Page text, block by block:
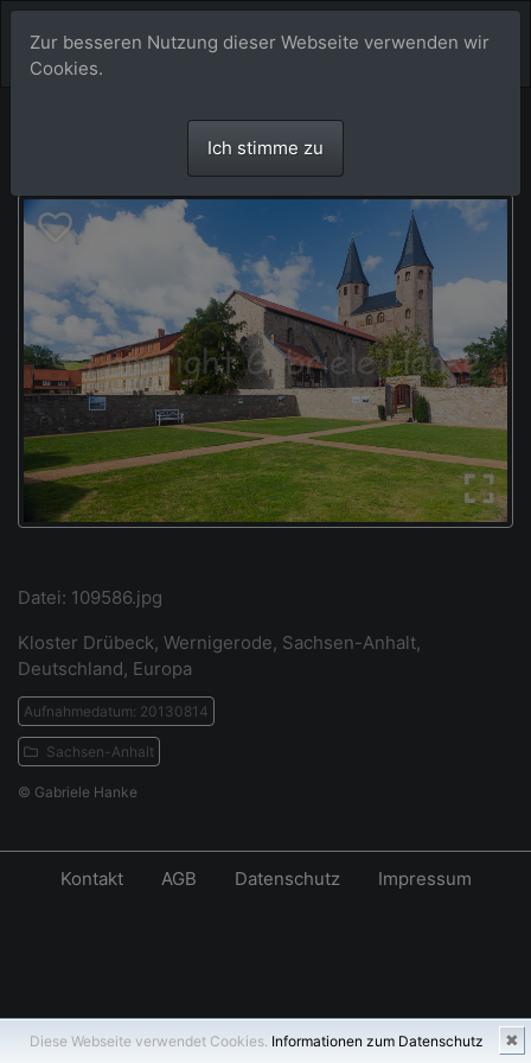
Diese Webseite verwendet Cookies. Informationen zum Datenschutz ✖
Datei: 109586.jpg
Kloster Drübeck, Wernigerode, Sachsen-Anhalt,
Deutschland, Europa
Aufnahmedatum: 20130814
Sachsen-Anhalt
© Gabriele Hanke
Zur besseren Nutzung dieser Webseite verwenden wir
Cookies.
Ich stimme zu
Kontakt AGB Datenschutz Impressum